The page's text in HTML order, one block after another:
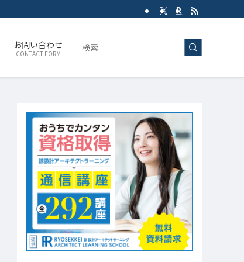
お問い合わせ
CONTACT FORM